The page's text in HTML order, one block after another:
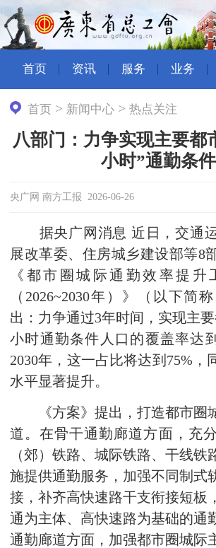
首页 资讯 服务 业务
首页 > 新闻中心 >热点关注
八部门：力争实现主要都
小时”通勤条件
央广网 南方工报 2026-06-26
据央广网消息 近日，交通
展改革委、住房城乡建设部等8
《都市圈城际通勤效率提升
（2026~2030年）》（以下简
出：力争通过3年时间，实现主
小时通勤条件人口的覆盖率达
2030年，这一占比将达到75%，
水平显著提升。
《方案》提出，打造都市圈
道。在骨干通勤廊道方面，充
（郊）铁路、城际铁路、干线铁
施提供通勤服务，加强不同制式
接，补齐高快速路干支衔接短板
通为主体、高快速路为基础的通
通勤廊道方面，加强都市圈城际